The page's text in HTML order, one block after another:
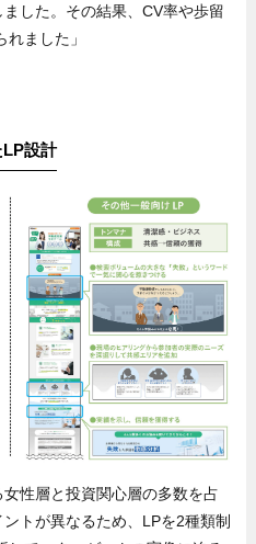
した。その結果、CV率や歩留
ました」
LP設計
性層と投資関心層の多数を占
トが異なるため、LPを2種類制